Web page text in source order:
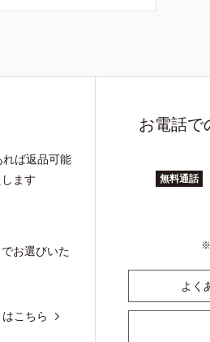
ば返品可能
ます
お選びいた
こちら
お電話で
無料通話
よく